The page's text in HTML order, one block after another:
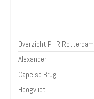
Overzicht P+R Rotterdam
Alexander
Capelse Brug
Hoogvliet